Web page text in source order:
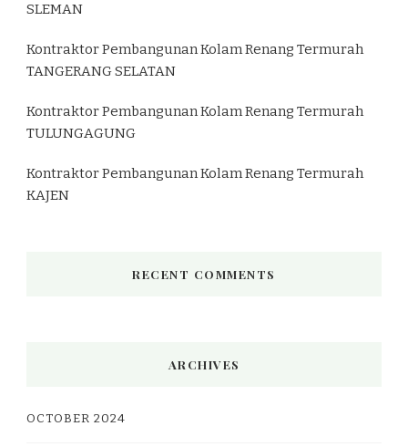
SLEMAN
Kontraktor Pembangunan Kolam Renang Termurah
TANGERANG SELATAN
Kontraktor Pembangunan Kolam Renang Termurah
TULUNGAGUNG
Kontraktor Pembangunan Kolam Renang Termurah
KAJEN
RECENT COMMENTS
ARCHIVES
OCTOBER 2024